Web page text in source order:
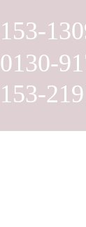
153-
0130-
153-